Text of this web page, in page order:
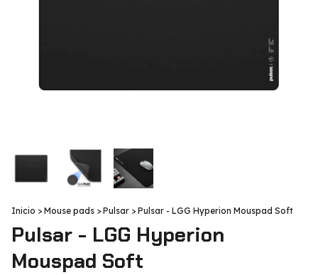
Inicio > Mouse pads > Pulsar > Pulsar - LGG Hyperion Mouspad Soft
Pulsar - LGG Hyperion
Mouspad Soft